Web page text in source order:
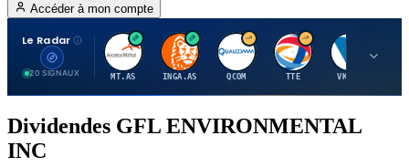
Accéder à mon compte
Le Radar
20 SIGNAUX
A
MT.AS
I
INGA.AS
Q
QCOM
T
TTE VK.PA
Dividendes GFL ENVIRONMENTAL
INC